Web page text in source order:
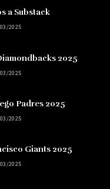
a Substack
2025
2025
2025
Padres 2025
2025
Giants 2025
2025